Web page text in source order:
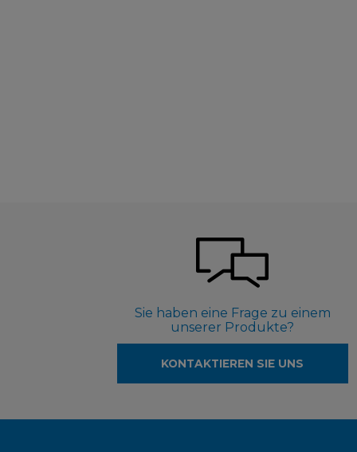
Sie haben eine Frage zu einem
unserer Produkte?
KONTAKTIEREN SIE UNS